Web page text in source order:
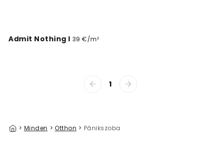
Admit Nothing I 39 €/m²
1
> Minden > Otthon > Pánikszoba